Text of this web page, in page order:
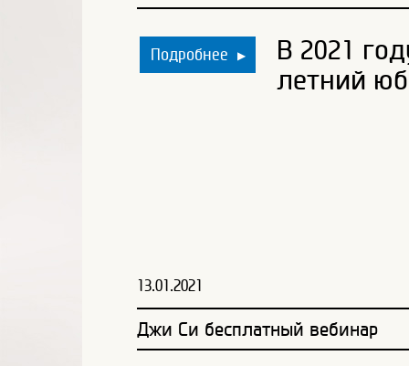
Подробнее ▶
В 2021
летний
13.01.2021
Джи Си бесплатный вебинар